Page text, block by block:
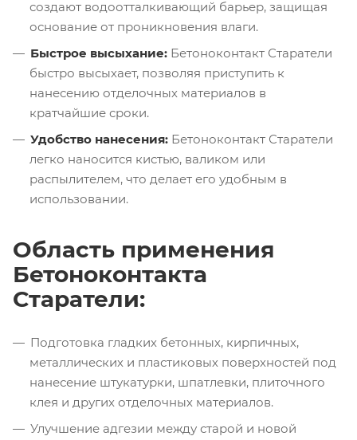
создают водоотталкивающий барьер, защищая
основание от проникновения влаги.
Быстрое высыхание: Бетоноконтакт Старатели
быстро высыхает, позволяя приступить к
нанесению отделочных материалов в
кратчайшие сроки.
Удобство нанесения: Бетоноконтакт Старатели
легко наносится кистью, валиком или
распылителем, что делает его удобным в
использовании.
Область применения
Бетоноконтакта
Старатели:
Подготовка гладких бетонных, кирпичных,
металлических и пластиковых поверхностей под
нанесение штукатурки, шпатлевки, плиточного
клея и других отделочных материалов.
Улучшение адгезии между старой и новой